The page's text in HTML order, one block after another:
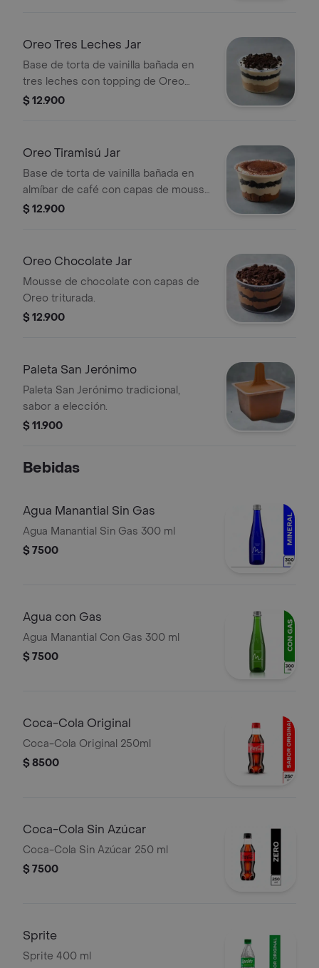
Oreo Tres Leches Jar
Base de torta de vainilla bañada en
tres leches con topping de Oreo
triturada.
$ 12.900
Oreo Tiramisú Jar
Base de torta de vainilla bañada en
almíbar de café con capas de mousse
de tiramisú y Oreo.
$ 12.900
Oreo Chocolate Jar
Mousse de chocolate con capas de
Oreo triturada.
$ 12.900
Paleta San Jerónimo
Paleta San Jerónimo tradicional,
sabor a elección.
$ 11.900
Bebidas
Agua Manantial Sin Gas
Agua Manantial Sin Gas 300 ml
$ 7500
Agua con Gas
Agua Manantial Con Gas 300 ml
$ 7500
Coca-Cola Original
Coca-Cola Original 250ml
$ 8500
Coca-Cola Sin Azúcar
Coca-Cola Sin Azúcar 250 ml
$ 7500
Sprite
Sprite 400 ml